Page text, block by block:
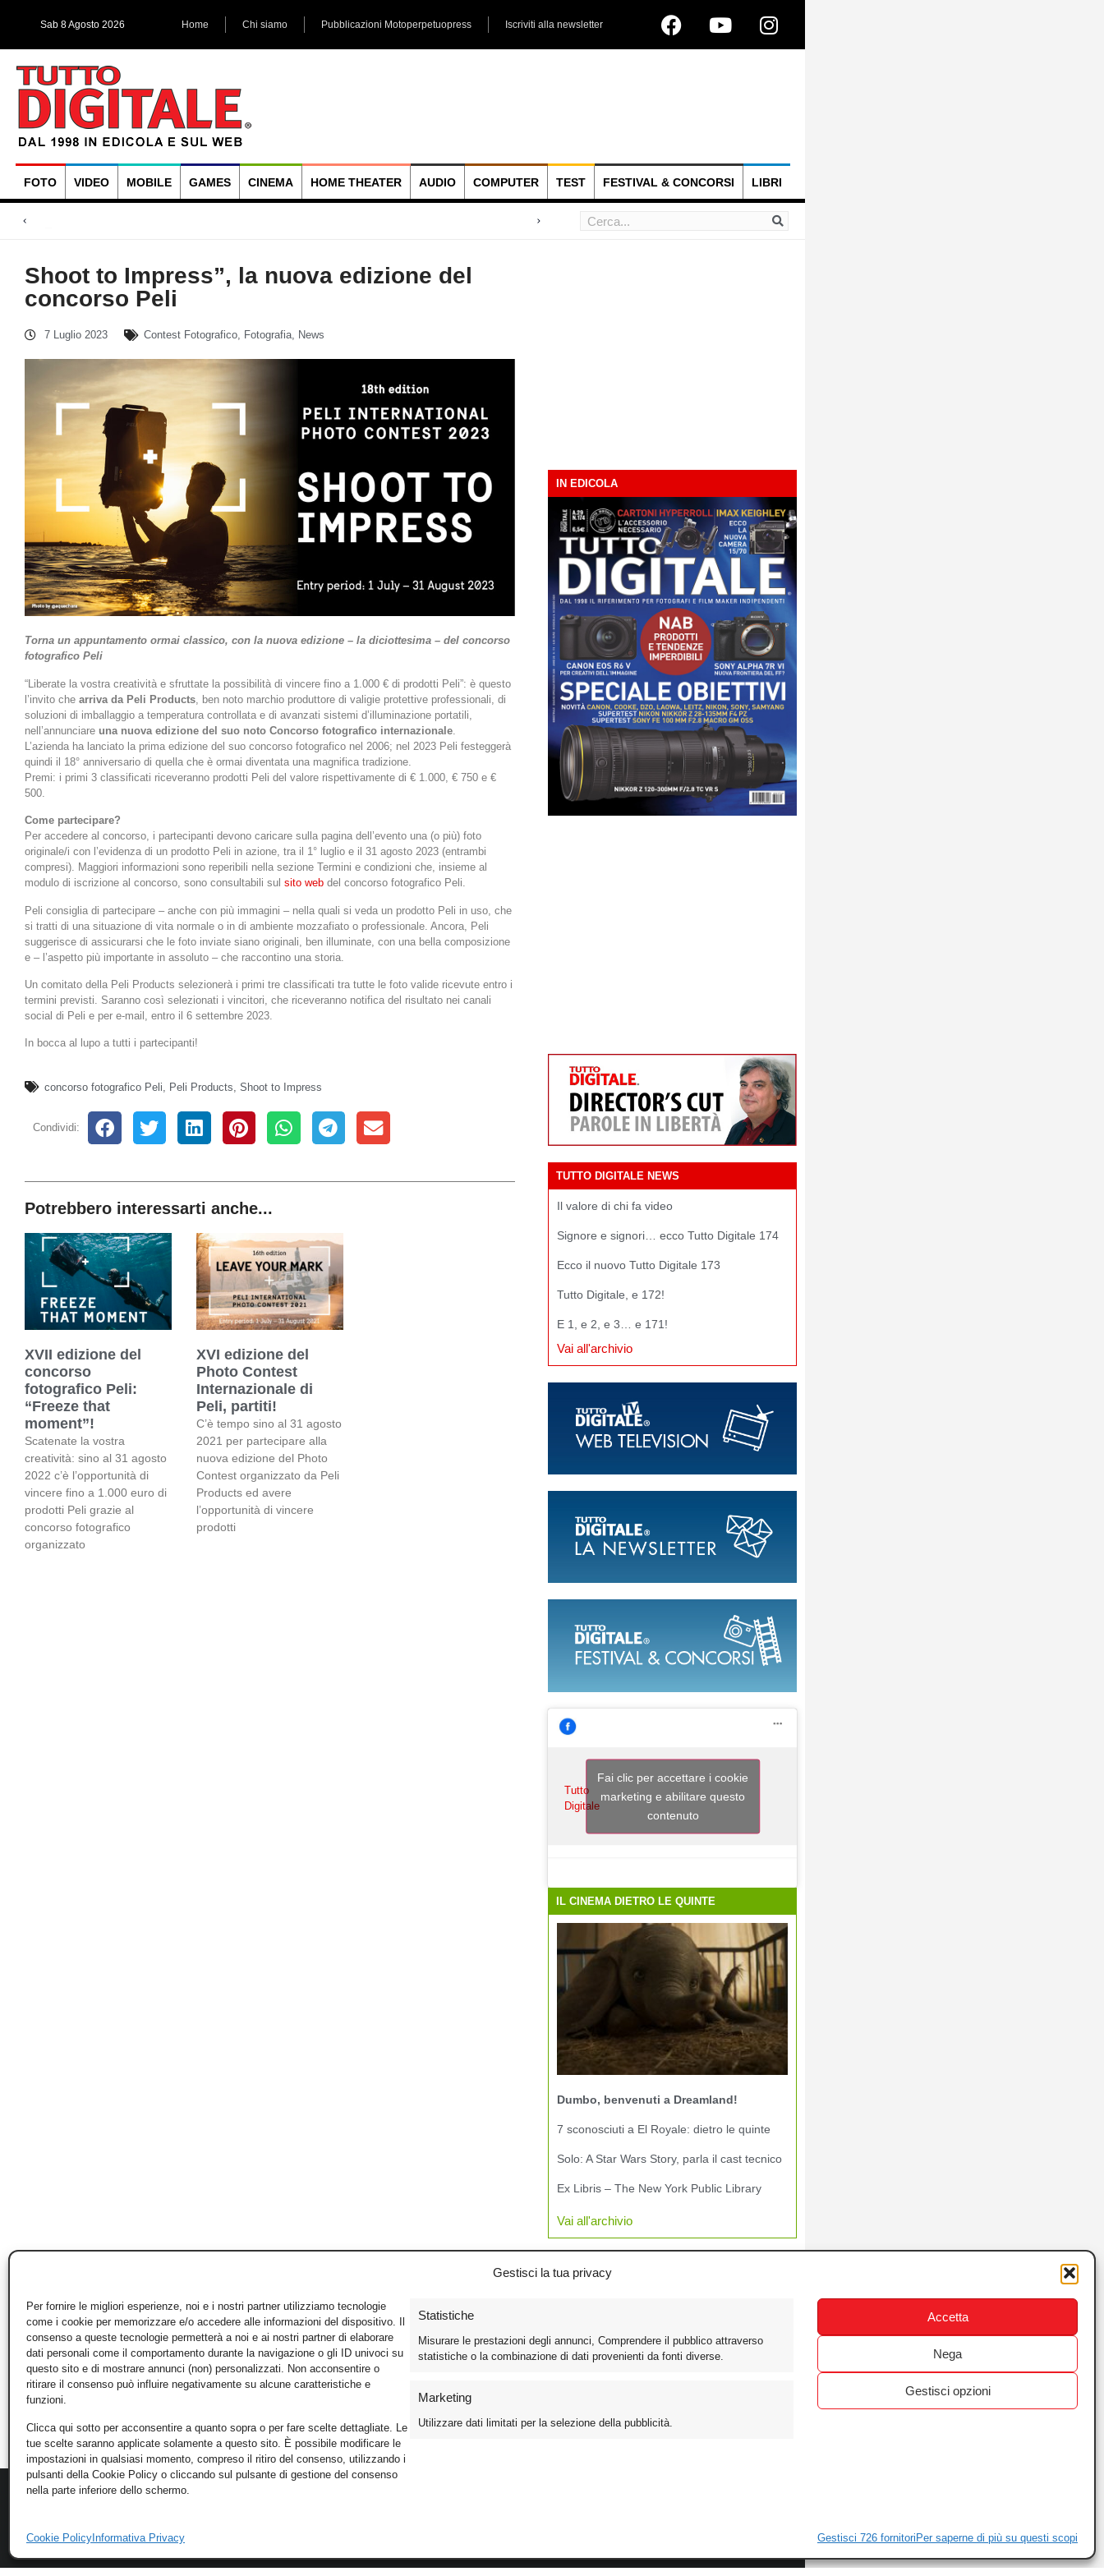
Gestisci la tua privacy
Per fornire le migliori esperienze, noi e i nostri partner utilizziamo tecnologie
come i cookie per memorizzare e/o accedere alle informazioni del dispositivo. Il
consenso a queste tecnologie permetterà a noi e ai nostri partner di elaborare
dati personali come il comportamento durante la navigazione o gli ID univoci su
questo sito e di mostrare annunci (non) personalizzati. Non acconsentire o
ritirare il consenso può influire negativamente su alcune caratteristiche e
funzioni.
Clicca qui sotto per acconsentire a quanto sopra o per fare scelte dettagliate. Le
tue scelte saranno applicate solamente a questo sito. È possibile modificare le
impostazioni in qualsiasi momento, compreso il ritiro del consenso, utilizzando i
pulsanti della Cookie Policy o cliccando sul pulsante di gestione del consenso
nella parte inferiore dello schermo.
Statistiche
Misurare le prestazioni degli annunci, Comprendere il pubblico attraverso
statistiche o la combinazione di dati provenienti da fonti diverse.
Marketing
Utilizzare dati limitati per la selezione della pubblicità.
Gestisci 726 fornitori Per saperne di più su questi scopi
Accetta
Nega
Gestisci opzioni
Cookie Policy Informativa Privacy
Sab 8 Agosto 2026 Home Chi siamo Pubblicazioni Motoperpetuopress Iscriviti alla newsletter
FOTO VIDEO MOBILE GAMES CINEMA HOME THEATER AUDIO COMPUTER TEST FESTIVAL & CONCORSI LIBRI
Shoot to Impress”, la nuova edizione del
concorso Peli
7 Luglio 2023 Contest Fotografico, Fotografia, News
Torna un appuntamento ormai classico, con la nuova edizione – la diciottesima – del concorso
fotografico Peli
“Liberate la vostra creatività e sfruttate la possibilità di vincere fino a 1.000 € di prodotti Peli”: è questo
l’invito che arriva da Peli Products , ben noto marchio produttore di valigie protettive professionali, di
soluzioni di imballaggio a temperatura controllata e di avanzati sistemi d’illuminazione portatili,
nell’annunciare una nuova edizione del suo noto Concorso fotografico internazionale
L’azienda ha lanciato la prima edizione del suo concorso fotografico nel 2006; nel 2023 Peli festeggerà
quindi il 18° anniversario di quella che è ormai diventata una magnifica tradizione.
Premi: i primi 3 classificati riceveranno prodotti Peli del valore rispettivamente di € 1.000, € 750 e €
500.
Come partecipare?
Per accedere al concorso, i partecipanti devono caricare sulla pagina dell’evento una (o più) foto
originale/i con l’evidenza di un prodotto Peli in azione, tra il 1° luglio e il 31 agosto 2023 (entrambi
compresi). Maggiori informazioni sono reperibili nella sezione Termini e condizioni che, insieme al
modulo di iscrizione al concorso, sono consultabili sul sito web del concorso fotografico Peli.
Peli consiglia di partecipare – anche con più immagini – nella quali si veda un prodotto Peli in uso, che
si tratti di una situazione di vita normale o in di ambiente mozzafiato o professionale. Ancora, Peli
suggerisce di assicurarsi che le foto inviate siano originali, ben illuminate, con una bella composizione
e – l’aspetto più importante in assoluto – che raccontino una storia.
Un comitato della Peli Products selezionerà i primi tre classificati tra tutte le foto valide ricevute entro i
termini previsti. Saranno così selezionati i vincitori, che riceveranno notifica del risultato nei canali
social di Peli e per e-mail, entro il 6 settembre 2023.
In bocca al lupo a tutti i partecipanti!
concorso fotografico Peli Peli Products Shoot to Impress
Condividi:
Potrebbero interessarti anche...
XVII edizione del
concorso
fotografico Peli:
“Freeze that
moment”!
Scatenate la vostra
creatività: sino al 31 agosto
2022 c’è l’opportunità di
vincere fino a 1.000 euro di
prodotti Peli grazie al
concorso fotografico
organizzato
XVI edizione del
Photo Contest
Internazionale di
Peli, partiti!
C’è tempo sino al 31 agosto
2021 per partecipare alla
nuova edizione del Photo
Contest organizzato da Peli
Products ed avere
l’opportunità di vincere
prodotti
IN EDICOLA
TUTTO DIGITALE NEWS
Il valore di chi fa video
Signore e signori… ecco Tutto Digitale 174
Ecco il nuovo Tutto Digitale 173
Tutto Digitale, e 172!
E 1, e 2, e 3… e 171!
Vai all'archivio
Tutto
Digitale
Fai clic per accettare i cookie
marketing e abilitare questo
contenuto
IL CINEMA DIETRO LE QUINTE
Dumbo, benvenuti a Dreamland!
7 sconosciuti a El Royale: dietro le quinte
Solo: A Star Wars Story, parla il cast tecnico
Ex Libris – The New York Public Library
Vai all'archivio